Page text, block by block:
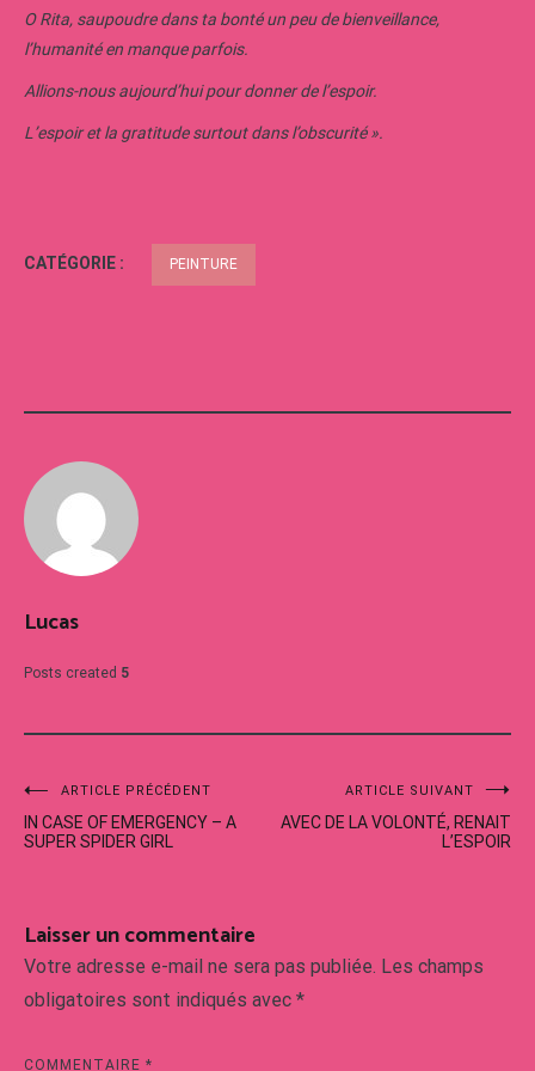
O Rita, saupoudre dans ta bonté un peu de bienveillance,
l’humanité en manque parfois.
Allions-nous aujourd’hui pour donner de l’espoir.
L’espoir et la gratitude surtout dans l’obscurité ».
CATÉGORIE : PEINTURE
Lucas
Posts created 5
Navigation
de
ARTICLE PRÉCÉDENT
IN CASE OF EMERGENCY – A
SUPER SPIDER GIRL
ARTICLE SUIVANT
AVEC DE LA VOLONTÉ, RENAIT
L’ESPOIR
Laisser un commentaire
Votre adresse e-mail ne sera pas publiée. Les champs
obligatoires sont indiqués avec *
COMMENTAIRE *